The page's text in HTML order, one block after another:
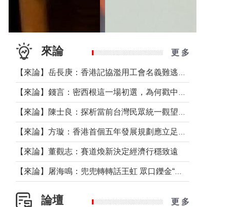
來論 更 多
【來論】董觀志：賽道煥新決定經濟行穩致遠
論壇 更 多